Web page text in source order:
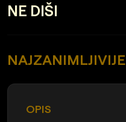
NE DIŠI
NAJZANIMLJIVIJE
OPIS